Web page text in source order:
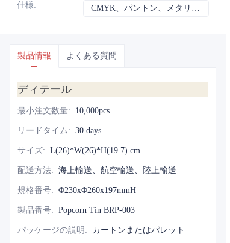
仕様: CMYK、パントン、メタリック、スポットカラーなど
製品情報 よくある質問
ディテール
最小注文数量: 10,000pcs
リードタイム: 30 days
サイズ: L(26)*W(26)*H(19.7) cm
配送方法: 海上輸送、航空輸送、陸上輸送
規格番号: Φ230xΦ260x197mmH
製品番号: Popcorn Tin BRP-003
パッケージの説明 : カートンまたはパレット